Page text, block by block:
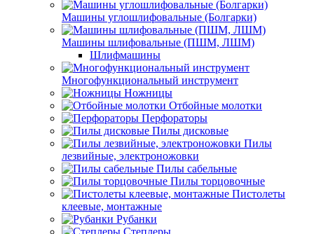
Машины углошлифовальные (Болгарки)
Машины шлифовальные (ПШМ, ЛШМ)
Шлифмашины
Многофункциональный инструмент
Ножницы
Отбойные молотки
Перфораторы
Пилы дисковые
Пилы
лезвийные, электроножовки
Пилы сабельные
Пилы торцовочные
Пистолеты
клеевые, монтажные
Рубанки
Степлеры